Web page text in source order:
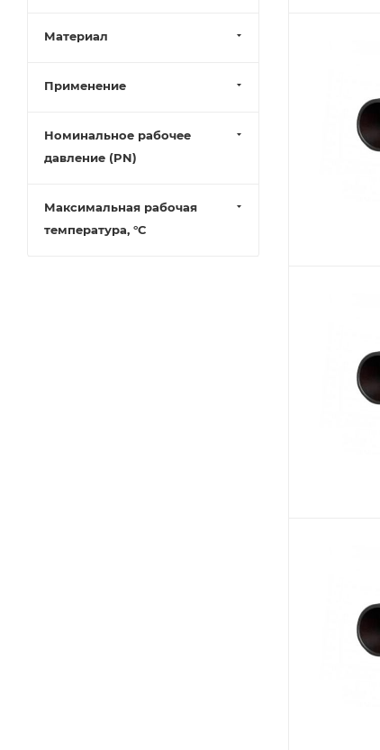
355 (19 )
400 (18)
500 (18)
Материал
Применение
Номинальное рабочее
давление (PN)
Максимальная рабочая
температура, °С